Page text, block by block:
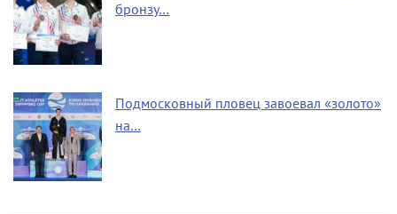
бронзу…
Подмосковный пловец завоевал «золото»
на…